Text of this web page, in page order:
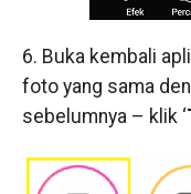
6. Buka kembali
foto yang sama
sebelumnya – klik ‘